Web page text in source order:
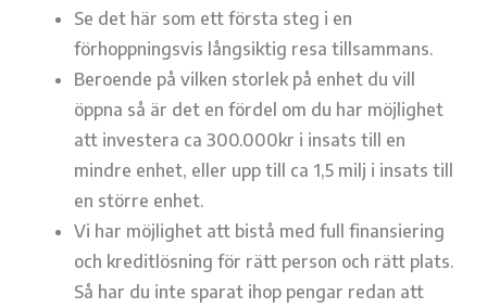
Se det här som ett första steg i en
förhoppningsvis långsiktig resa tillsammans.
Beroende på vilken storlek på enhet du vill
öppna så är det en fördel om du har möjlighet
att investera ca 300.000kr i insats till en
mindre enhet, eller upp till ca 1,5 milj i insats till
en större enhet.
Vi har möjlighet att bistå med full finansiering
och kreditlösning för rätt person och rätt plats.
Så har du inte sparat ihop pengar redan att